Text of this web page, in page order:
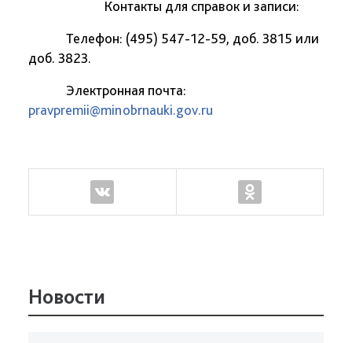
Контакты для справок и записи:
Телефон: (495) 547-12-59, доб. 3815 или
доб. 3823.
Электронная почта:
pravpremii@minobrnauki.gov.ru
Новости